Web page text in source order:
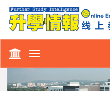
Toggle